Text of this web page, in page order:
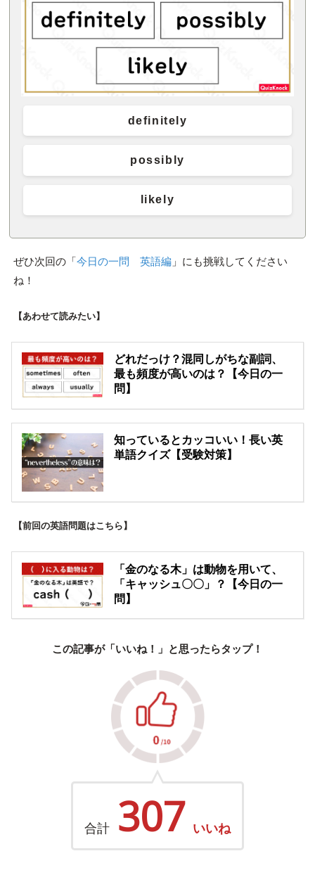
definitely
possibly
likely
ぜひ次回の「今日の一問 英語編」にも挑戦してください
ね！
【あわせて読みたい】
どれだっけ？混同しがちな副詞、
最も頻度が高いのは？【今日の一
問】
知っているとカッコいい！長い英
単語クイズ【受験対策】
【前回の英語問題はこちら】
「金のなる木」は動物を用いて、
「キャッシュ〇〇」？【今日の一
問】
この記事が「いいね！」と思ったらタップ！
合計 307 いいね